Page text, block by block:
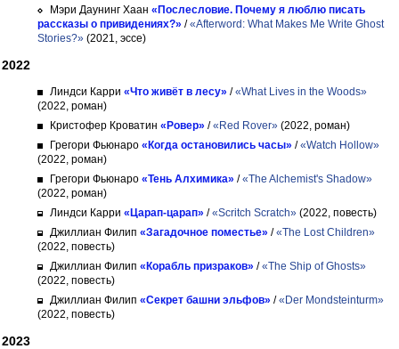
Мэри Даунинг Хаан «Послесловие. Почему я люблю писать
рассказы о привидениях?» /«Afterword: What Makes Me Write Ghost
Stories?» (2021, эссе)
2022
Линдси Карри «Что живёт в лесу» /«What Lives in the Woods»
(2022, роман)
Кристофер Кроватин «Ровер» /«Red Rover» (2022, роман)
Грегори Фьюнаро «Когда остановились часы» /«Watch Hollow»
(2022, роман)
Грегори Фьюнаро «Тень Алхимика» /«The Alchemist's Shadow»
(2022, роман)
Линдси Карри «Царап-царап» /«Scritch Scratch» (2022, повесть)
Джиллиан Филип «Загадочное поместье» /«The Lost Children»
(2022, повесть)
Джиллиан Филип «Корабль призраков» /«The Ship of Ghosts»
(2022, повесть)
Джиллиан Филип «Секрет башни эльфов» /«Der Mondsteinturm»
(2022, повесть)
2023